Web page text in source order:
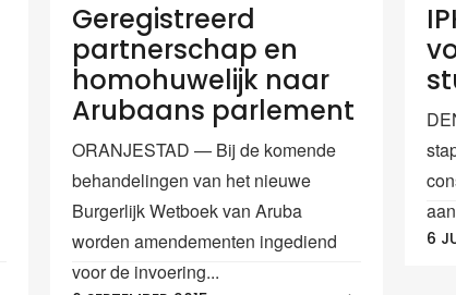
Geregistreerd
partnerschap en
homohuwelijk naar
Arubaans parlement
ORANJESTAD — Bij de komende
behandelingen van het nieuwe
Burgerlijk Wetboek van Aruba
worden amendementen ingediend
voor de invoering...
6